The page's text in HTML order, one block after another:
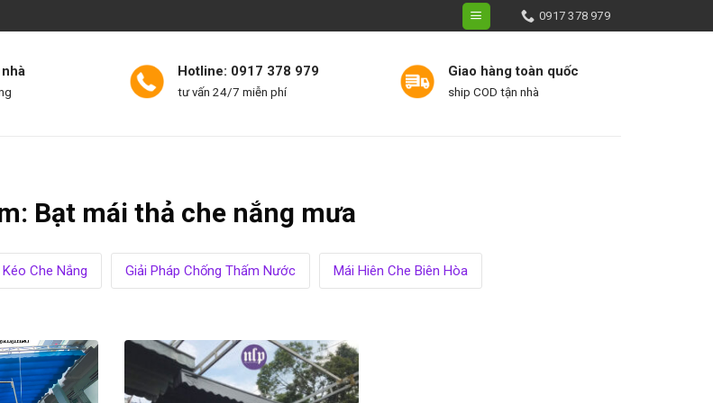
0917 378 979
Hotline: 0917 378 979
tư vấn 24/7 miễn phí
Giao hàng toàn quốc
ship COD tận nhà
Bạt mái thả che nắng mưa
Che Nắng Giải Pháp Chống Thấm Nước Mái Hiên Che Biên Hòa